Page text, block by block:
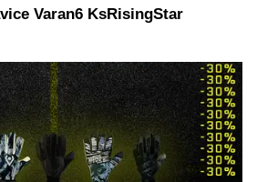
Varan6 KsRisingStar